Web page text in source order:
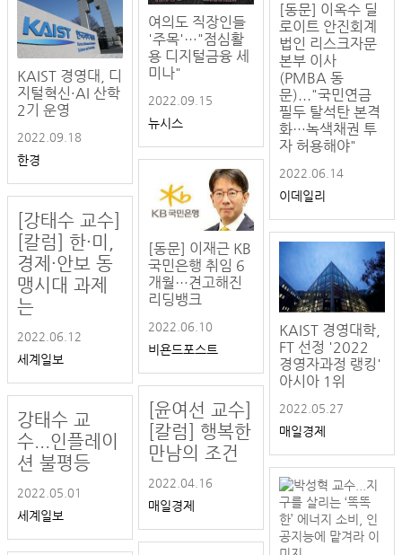
KAIST 경영대, 디
지털혁신·AI 산학
2기 운영
2022.09.18
한경
[강태수 교수]
[칼럼] 한·미,
경제·안보 동
맹시대 과제
는
2022.06.12
세계일보
강태수 교
수...인플레이
션 불평등
2022.05.01
세계일보
여의도 직장인들
'주목'…"점심활
용 디지털금융 세
미나"
2022.09.15
뉴시스
[동문] 이재근 KB
국민은행 취임 6
개월…견고해진
리딩뱅크
2022.06.10
비욘드포스트
[윤여선 교수]
[칼럼] 행복한
만남의 조건
2022.04.16
매일경제
[동문] 이옥수 딜
로이트 안진회계
법인 리스크자문
본부 이사
(PMBA 동
문)..."국민연금
필두 탈석탄 본격
화…녹색채권 투
자 허용해야"
2022.06.14
이데일리
KAIST 경영대학,
FT 선정 '2022
경영자과정 랭킹'
아시아 1위
2022.05.27
매일경제